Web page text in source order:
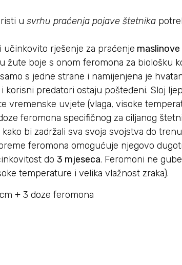
u svrhu praćenja pojave štetnika
učinkovito rješenje za praćenje maslinove
žute boje s onom feromona za biološku
s jedne strane i namijenjena je
korisni predatori ostaju pošteđeni. Sloj
vremenske uvjete (vlaga, visoke
feromona specifičnog za ciljanog
bi zadržali sva svoja svojstva do
feromona omogućuje njegovo
do 3 mjeseca. Feromoni ne
temperature i velika vlažnost zraka).
+ 3 doze feromona